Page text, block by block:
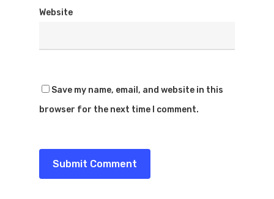
Website
Save my name, email, and website in this
browser for the next time I comment.
Immobili